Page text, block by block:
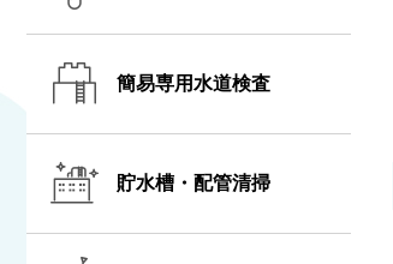
簡易専用水道検査
貯水槽・配管清掃